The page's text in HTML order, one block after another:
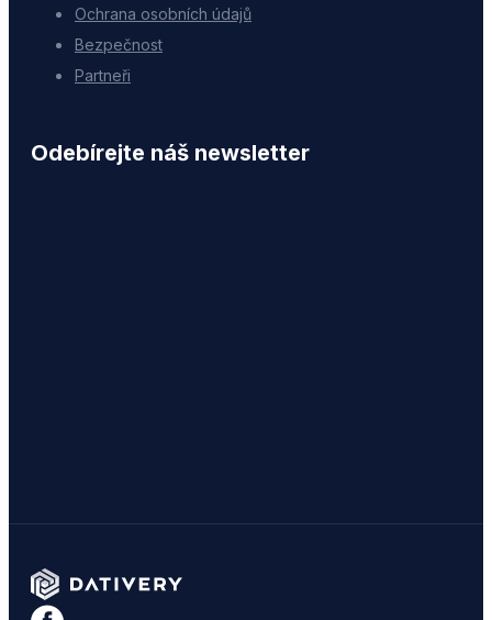
Ochrana osobních údajů
Bezpečnost
Partneři
Odebírejte náš newsletter